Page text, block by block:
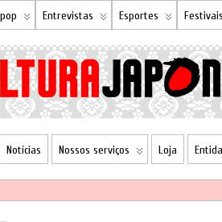
Entrevistas Esportes Festivais
Notícias Nossos serviços Loja